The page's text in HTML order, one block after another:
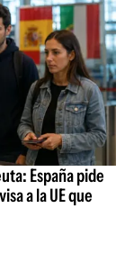
España pide
a la UE que